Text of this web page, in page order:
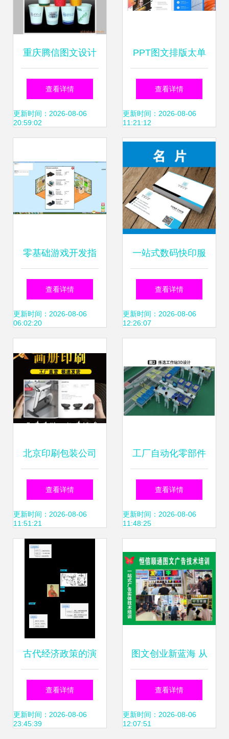
重庆腾信图文设计
工作室 杯印刷产品
列表与图文设计制
查看详情
更新时间：2026-08-06
20:59:02
PPT图文排版太单
调？6个方法帮你
提高设计感，推荐
收藏
查看详情
更新时间：2026-08-06
11:21:12
零基础游戏开发指
南 用Unity从建模
到发布的实操图文
查看详情
更新时间：2026-08-06
06:02:20
一站式数码快印服
务 黑白彩色双面打
印、名片折页、宣
作全解析
查看详情
更新时间：2026-08-06
12:26:07
北京印刷包装公司
排行榜 图文设计制
作优势解析
查看详情
更新时间：2026-08-06
11:51:21
工厂自动化零部件
仓储物流配送中心
的规划设计
查看详情
更新时间：2026-08-06
11:48:25
古代经济政策的演
变与影响——以
2013-2014学年高
查看详情
更新时间：2026-08-06
23:45:39
图文创业新蓝海 从
靠谱技术到成功开
店的实战指南
查看详情
更新时间：2026-08-06
12:07:51